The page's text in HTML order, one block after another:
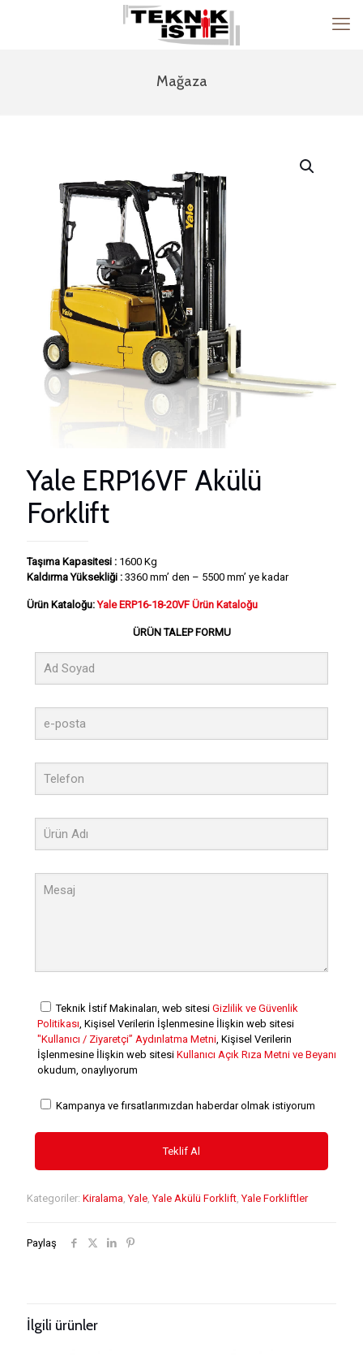
Mağaza
Yale ERP16VF Akülü
Forklift
Taşıma Kapasitesi : 1600 Kg
Kaldırma Yüksekliği : 3360 mm’ den – 5500 mm’ ye kadar
Ürün Kataloğu:Yale ERP16-18-20VF Ürün Kataloğu
ÜRÜN TALEP FORMU
Teknik İstif Makinaları, web sitesi Gizlilik ve Güvenlik
Politikası, Kişisel Verilerin İşlenmesine İlişkin web sitesi
"Kullanıcı / Ziyaretçi” Aydınlatma Metni, Kişisel Verilerin
İşlenmesine İlişkin web sitesi Kullanıcı Açık Rıza Metni ve Beyanı
okudum, onaylıyorum
Kampanya ve fırsatlarımızdan haberdar olmak istiyorum
Kategoriler: Kiralama,Yale,Yale Akülü Forklift,Yale Forkliftler
Paylaş
İlgili ürünler